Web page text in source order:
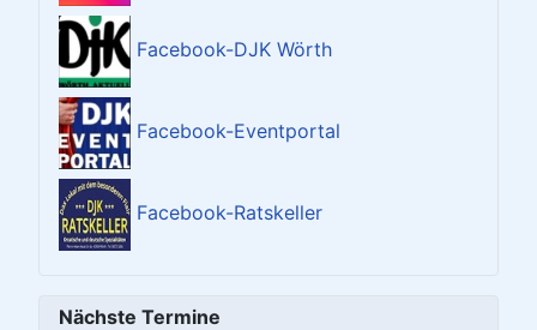
Facebook-DJK Wörth
Facebook-Eventportal
Facebook-Ratskeller
Nächste Termine